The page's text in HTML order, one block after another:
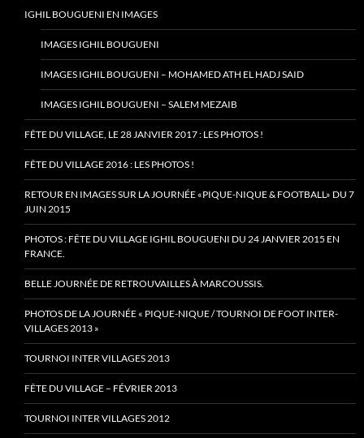
IGHIL BOUGUENI EN IMAGES
IMAGES IGHIL BOUGUENI
IMAGES IGHIL BOUGUENI – MOHAMED ATH EL HADJ SAID
IMAGES IGHIL BOUGUENI – SALEM MEZAIB
FÊTE DU VILLAGE, LE 28 JANVIER 2017 : LES PHOTOS !
FÊTE DU VILLAGE 2016 : LES PHOTOS !
RETOUR EN IMAGES SUR LA JOURNÉE «PIQUE-NIQUE & FOOTBALL» DU 7
JUIN 2015
PHOTOS : FÊTE DU VILLAGE IGHIL BOUGUENI DU 24 JANVIER 2015 EN
FRANCE.
BELLE JOURNÉE DE RETROUVAILLES À MARCOUSSIS.
PHOTOS DE LA JOURNÉE « PIQUE-NIQUE / TOURNOI DE FOOT INTER-
VILLAGES 2013 »
TOURNOI INTER VILLAGES 2013
FÊTE DU VILLAGE – FÉVRIER 2013
TOURNOI INTER VILLAGES 2012